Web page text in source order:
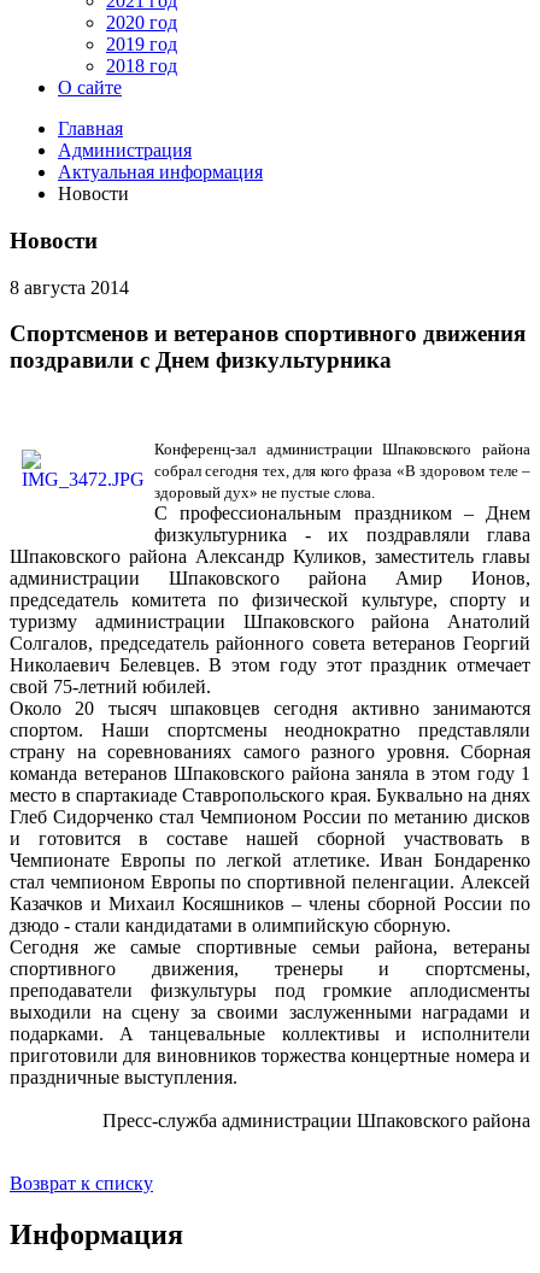
2020 год
2019 год
2018 год
О сайте
Главная
Администрация
Актуальная информация
Новости
Новости
8 августа 2014
Спортсменов и ветеранов спортивного движения
поздравили с Днем физкультурника
Конференц-зал администрации Шпаковского района
собрал сегодня тех, для кого фраза «В здоровом теле –
здоровый дух» не пустые слова.
С профессиональным праздником – Днем
физкультурника - их поздравляли глава
Шпаковского района Александр Куликов, заместитель главы
администрации Шпаковского района Амир Ионов,
председатель комитета по физической культуре, спорту и
туризму администрации Шпаковского района Анатолий
Солгалов, председатель районного совета ветеранов Георгий
Николаевич Белевцев. В этом году этот праздник отмечает
свой 75-летний юбилей.
Около 20 тысяч шпаковцев сегодня активно занимаются
спортом. Наши спортсмены неоднократно представляли
страну на соревнованиях самого разного уровня. Сборная
команда ветеранов Шпаковского района заняла в этом году 1
место в спартакиаде Ставропольского края. Буквально на днях
Глеб Сидорченко стал Чемпионом России по метанию дисков
и готовится в составе нашей сборной участвовать в
Чемпионате Европы по легкой атлетике. Иван Бондаренко
стал чемпионом Европы по спортивной пеленгации. Алексей
Казачков и Михаил Косяшников – члены сборной России по
дзюдо - стали кандидатами в олимпийскую сборную.
Сегодня же самые спортивные семьи района, ветераны
спортивного движения, тренеры и спортсмены,
преподаватели физкультуры под громкие аплодисменты
выходили на сцену за своими заслуженными наградами и
подарками. А танцевальные коллективы и исполнители
приготовили для виновников торжества концертные номера и
праздничные выступления.
Пресс-служба администрации Шпаковского района
Возврат к списку
Информация